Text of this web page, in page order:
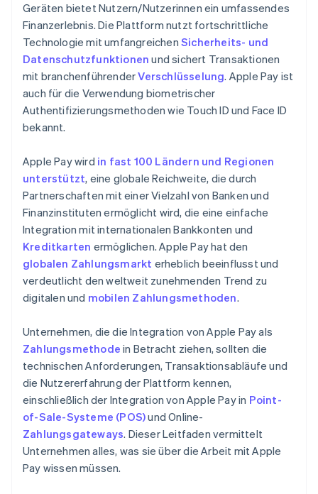
Geräten bietet Nutzern/Nutzerinnen ein umfassendes
Finanzerlebnis. Die Plattform nutzt fortschrittliche
Technologie mit umfangreichen Sicherheits- und
Datenschutzfunktionen und sichert Transaktionen
mit branchenführenderVerschlüsselung. Apple Pay ist
auch für die Verwendung biometrischer
Authentifizierungsmethoden wie Touch ID und Face ID
bekannt.
Apple Pay wird in fast 100 Ländern und Regionen
unterstützt, eine globale Reichweite, die durch
Partnerschaften mit einer Vielzahl von Banken und
Finanzinstituten ermöglicht wird, die eine einfache
Integration mit internationalen Bankkonten und
Kreditkarten ermöglichen. Apple Pay hat den
globalen Zahlungsmarkt erheblich beeinflusst und
verdeutlicht den weltweit zunehmenden Trend zu
digitalen und mobilen Zahlungsmethoden.
Unternehmen, die die Integration von Apple Pay als
Zahlungsmethode in Betracht ziehen, sollten die
technischen Anforderungen, Transaktionsabläufe und
die Nutzererfahrung der Plattform kennen,
einschließlich der Integration von Apple Pay in Point-
of-Sale-Systeme (POS)und Online-
Zahlungsgateways. Dieser Leitfaden vermittelt
Unternehmen alles, was sie über die Arbeit mit Apple
Pay wissen müssen.